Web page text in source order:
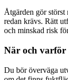
Åtgärden gör störst
redan krävs. Rätt
och minskad risk
När och
Du bör överväga